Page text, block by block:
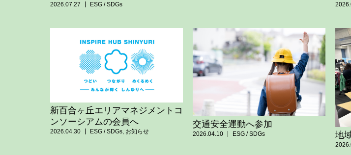
2026.07.27 ESG / SDGs
新百合ヶ丘エリアマネジメントコ
ンソーシアムの会員へ
2026.04.30 ESG / SDGs お知らせ
交通安全運動へ参加
2026.04.10 ESG / SDGs 地